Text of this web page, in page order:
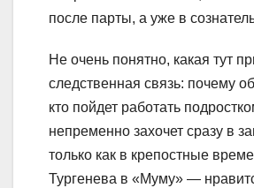
после парты, а уже в
Не очень понятно, какая тут
следственная связь: почему
кто пойдет работать
непременно захочет сразу в
только как в крепостные
Тургенева в «Муму» —